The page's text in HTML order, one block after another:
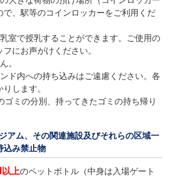
、駅等のコインロッカーをご利用くだ
室で授乳することができます。ご使用の
にお声がけください。
。
ド内への持ち込みはご遠慮ください。各
します。
ゴミの分別、持ってきたゴミの持ち帰り
アム、その関連施設及びそれらの区域一
込み禁止物
上のペットボトル（中身は入場ゲート